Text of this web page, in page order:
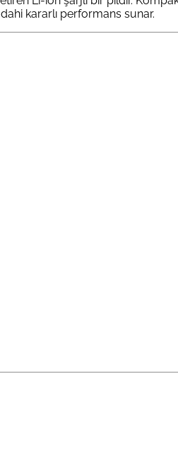
kararlı performans sunar.